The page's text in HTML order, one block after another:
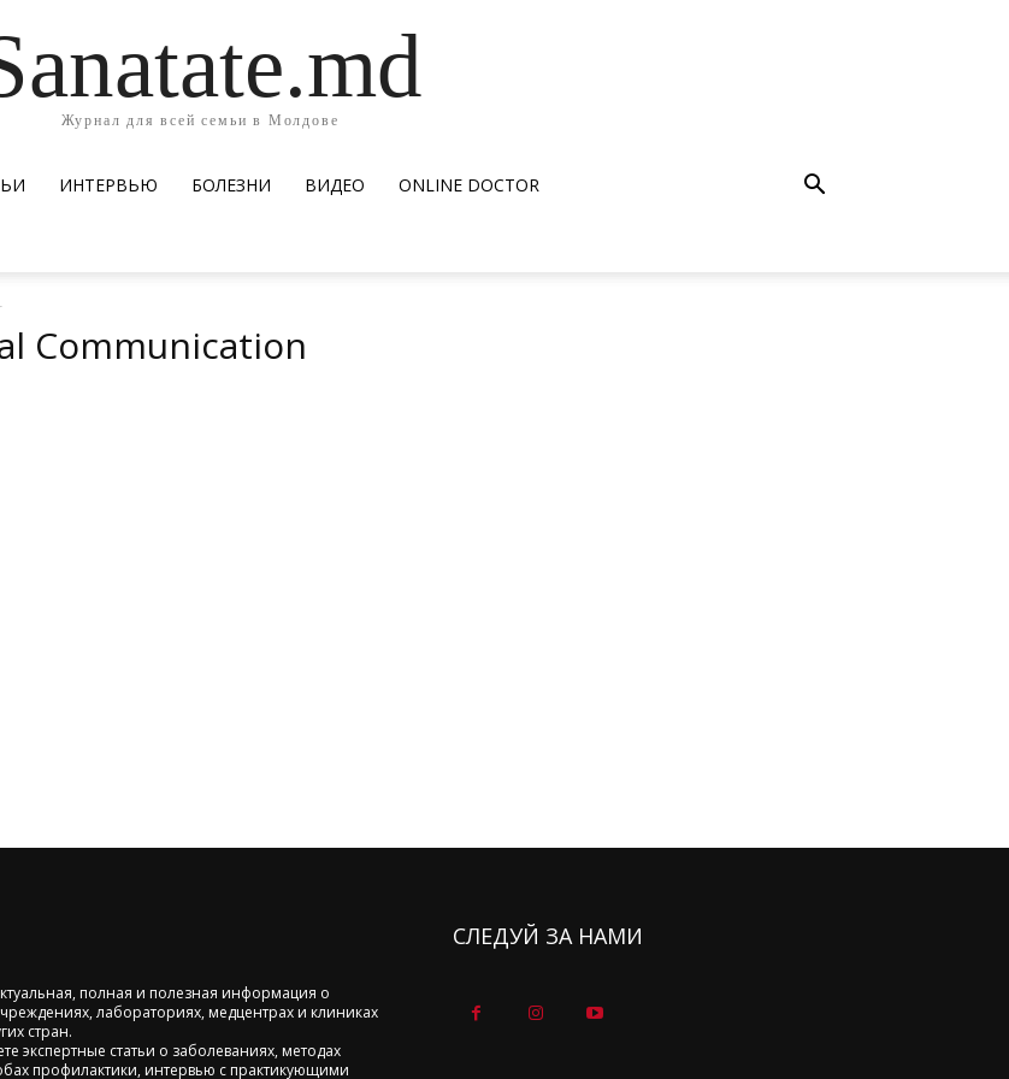
Журнал для всей семьи в Молдове
ИНТЕРВЬЮ БОЛЕЗНИ ВИДЕО ОNLINE DOCTOR
Communication
полная и полезная информация о
лабораториях, медцентрах и клиниках
стран.
экспертные статьи о заболеваниях, методах
профилактики, интервью с практикующими
СЛЕДУЙ ЗА НАМИ